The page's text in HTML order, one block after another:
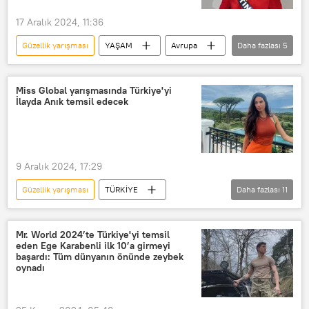
17 Aralık 2024, 11:36
Güzellik yarışması YAŞAM
Avrupa
Fransa
Martinik
Güzellik kraliçesi
Miss France 2025
Hollanda
Daha fazlası 5
Miss Global yarışmasında Türkiye'yi
İlayda Anık temsil edecek
9 Aralık 2024, 17:29
Güzellik yarışması
TÜRKİYE
Miss Turkey
Miss World
Miss Universe
Miss International
doğal güzellik
Güzellik
manken
Daha fazlası 11
Mr. World 2024’te Türkiye'yi temsil
eden Ege Karabenli ilk 10’a girmeyi
başardı: Tüm dünyanın önünde zeybek
oynadı